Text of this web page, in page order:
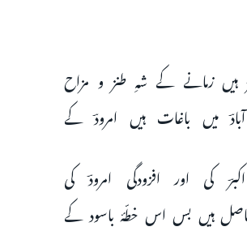
ہیں زمانے کے شہِ طنز و مزاح
میں باغات ہیں امرودؔ کے
کی اور افزودگی امرودؔ کی
ہیں بس اس خطّۂ باسود کے